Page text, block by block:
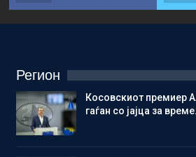
Регион
Косовскиот премиер
гаѓан со јајца за